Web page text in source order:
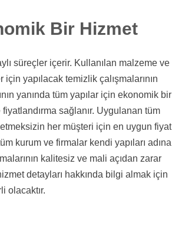
Bir Hizmet
süreçler içerir. Kullanılan malzeme ve
yapılacak temizlik çalışmalarının
yanında tüm yapılar için ekonomik bir
sağlanır. Uygulanan tüm
etmeksizin her müşteri için en uygun fiyat
kurum ve firmalar kendi yapıları adına
kalitesiz ve mali açıdan zarar
detayları hakkında bilgi almak için
olacaktır.